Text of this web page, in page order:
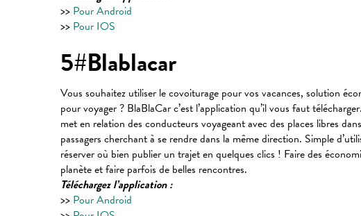
>> Pour Android
>> Pour IOS
5#Blablacar
Vous souhaitez utiliser le covoiturage pour vos vacances, solution
pour voyager ? BlaBlaCar c’est l’application qu’il vous faut
met en relation des conducteurs voyageant avec des places libres
passagers cherchant à se rendre dans la même direction. Simple
réserver où bien publier un trajet en quelques clics ! Faire des
planète et faire parfois de belles rencontres.
Téléchargez l’application :
>> Pour Android